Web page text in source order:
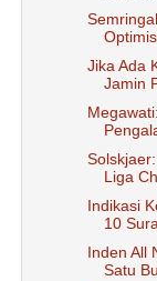
Jika Ada
Jamin
Liga
Indikasi
10
Inden All
Satu